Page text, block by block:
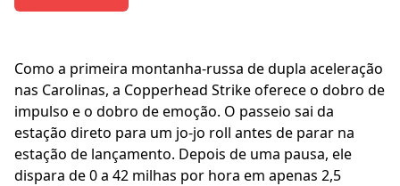
Como a primeira montanha-russa de dupla aceleração
nas Carolinas, a Copperhead Strike oferece o dobro de
impulso e o dobro de emoção. O passeio sai da
estação direto para um jo-jo roll antes de parar na
estação de lançamento. Depois de uma pausa, ele
dispara de 0 a 42 milhas por hora em apenas 2,5